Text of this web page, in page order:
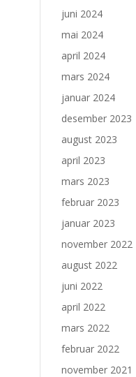
juni 2024
mai 2024
april 2024
mars 2024
januar 2024
desember 2023
august 2023
april 2023
mars 2023
februar 2023
januar 2023
november 2022
august 2022
juni 2022
april 2022
mars 2022
februar 2022
november 2021